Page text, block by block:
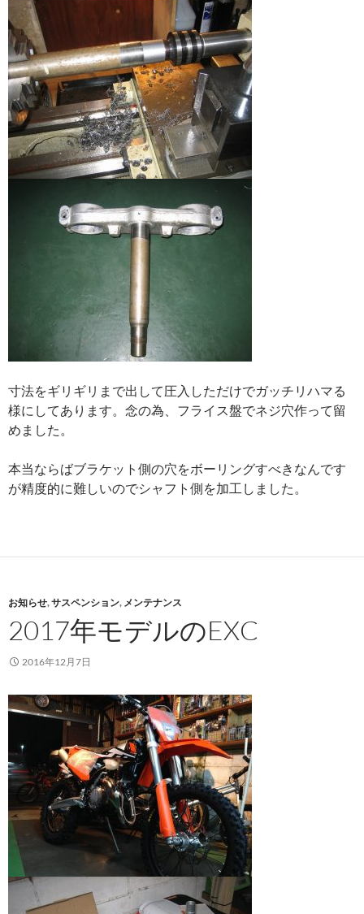
寸法をギリギリまで出して圧入しただけでガッチリハマる
様にしてあります。念の為、フライス盤でネジ穴作って留
めました。
本当ならばブラケット側の穴をボーリングすべきなんです
が精度的に難しいのでシャフト側を加工しました。
お知らせ,サスペンション, メンテナンス
2017年モデルのEXC
2016年12月7日